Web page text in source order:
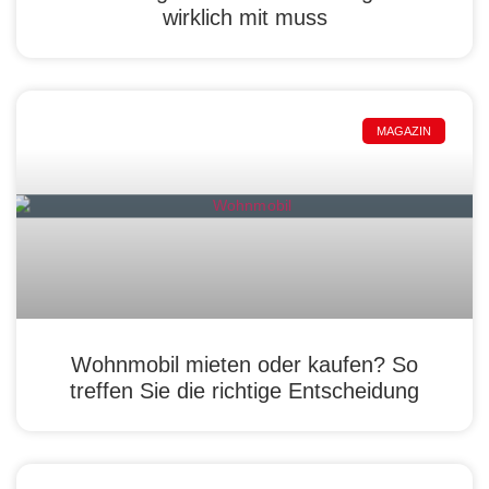
wirklich mit muss
MAGAZIN
Wohnmobil mieten oder kaufen? So
treffen Sie die richtige Entscheidung